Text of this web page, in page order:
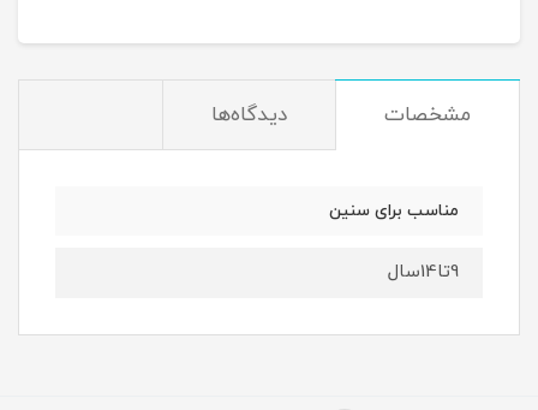
مشخصات دیدگاه‌ها
مناسب برای سنین
9تا14سال